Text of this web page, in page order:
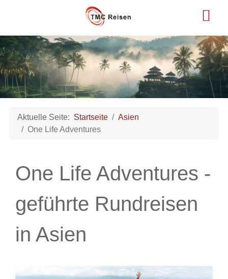
Aktuelle Seite: Startseite
Asien
One Life Adventures
One Life Adventures -
geführte Rundreisen
in Asien